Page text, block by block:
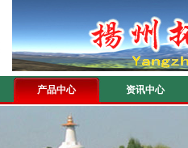
产品中心 资讯中心